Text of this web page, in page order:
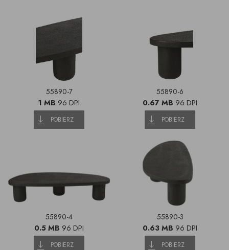
55890-7
1 MB 96 DPI
POBIERZ
55890-6
0.67 MB 96 DPI
POBIERZ
55890-4
0.5 MB 96 DPI
POBIERZ
55890-3
0.63 MB 96 DPI
POBIERZ